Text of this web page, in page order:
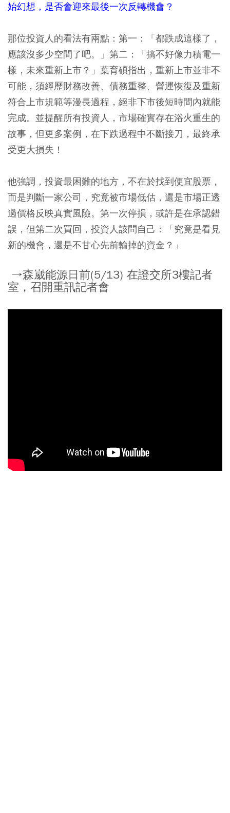
始幻想，是否會迎來最後一次反轉機會？
那位投資人的看法有兩點：第一：「都跌成這樣了，
應該沒多少空間了吧。」第二：「搞不好像力積電一
樣，未來重新上市？」葉育碩指出，重新上市並非不
可能，須經歷財務改善、債務重整、營運恢復及重新
符合上市規範等漫長過程，絕非下市後短時間內就能
完成。並提醒所有投資人，市場確實存在浴火重生的
故事，但更多案例，在下跌過程中不斷接刀，最終承
受更大損失！
他強調，投資最困難的地方，不在於找到便宜股票，
而是判斷一家公司，究竟被市場低估，還是市場正透
過價格反映真實風險。第一次停損，或許是在承認錯
誤，但第二次買回，投資人該問自己：「究竟是看見
新的機會，還是不甘心先前輸掉的資金？」
→森崴能源日前(5/13) 在證交所3樓記者
室，召開重訊記者會